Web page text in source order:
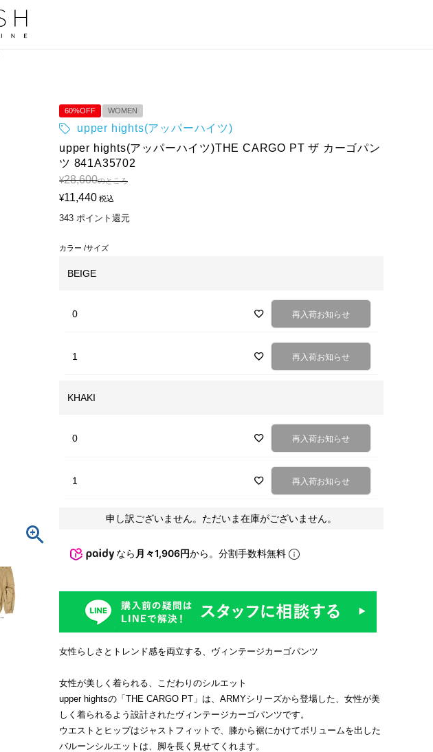
60%OFF WOMEN
upper hights(アッパーハイツ)
upper hights(アッパーハイツ)THE CARGO PT ザ カーゴパン
ツ 841A35702
¥28,600のところ
¥11,440 税込
343 ポイント還元
カラー サイズ
BEIGE
0 再入荷お知らせ
1 再入荷お知らせ
KHAKI
0 再入荷お知らせ
1 再入荷お知らせ
申し訳ございません。ただいま在庫がございません。
なら 月々1,906円から。分割手数料無料
女性らしさとトレンド感を両立する、ヴィンテージカーゴパンツ
女性が美しく着られる、こだわりのシルエット
upper hightsの「THE CARGO PT」は、ARMYシリーズから登場した、女性が美
しく着られるよう設計されたヴィンテージカーゴパンツです。
ウエストとヒップはジャストフィットで、膝から裾にかけてボリュームを出した
バルーンシルエットは、脚を長く見せてくれます。